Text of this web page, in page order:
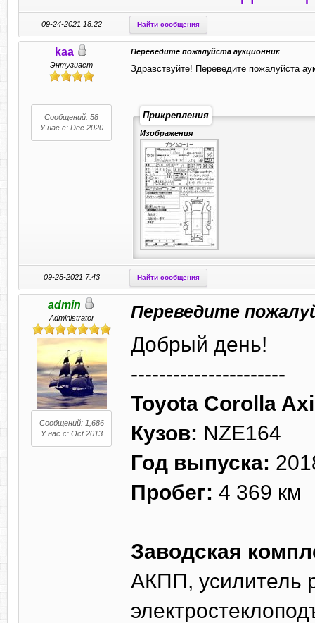
09-24-2021 18:22 Найти сообщения
kaa
Энтузиаст
Сообщений: 58
У нас с: Dec 2020
Переведите пожалуйста аукционник
Здравствуйте! Переведите пожалуйста
Прикрепления
Изображения
09-28-2021 7:43 Найти сообщения
admin
Administrator
Сообщений: 1,686
У нас с: Oct 2013
Переведите
Добрый день!
----------------------
Toyota Corolla
Кузов: NZE164
Год выпуска:
Пробег: 4 369 км
Заводская
АКПП, усилитель